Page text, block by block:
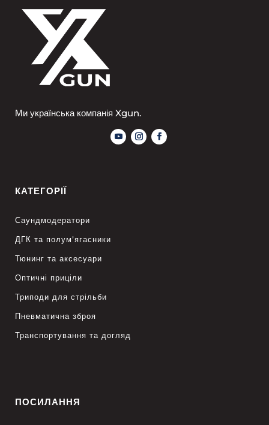
Ми українська компанія Xgun.
КАТЕГОРІЇ
Саундмодератори
ДГК та полум’ягасники
Тюнинг та аксесуари
Оптичні приціли
Триподи для стрільби
Пневматична зброя
Транспортування та догляд
ПОСИЛАННЯ